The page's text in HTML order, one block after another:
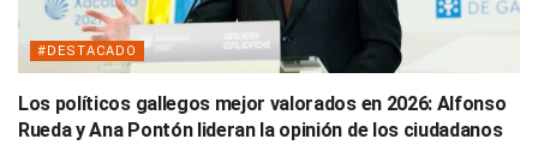
#DESTACADO
Los políticos gallegos mejor valorados en 2026: Alfonso
Rueda y Ana Pontón lideran la opinión de los ciudadanos